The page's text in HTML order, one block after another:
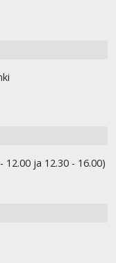
12.00 ja 12.30 - 16.00)